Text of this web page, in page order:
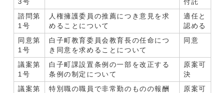
3号
付託
諮問第
1号
人権擁護委員の推薦につき意見を求
めることについて
適任と
認める
同意第
1号
白子町教育委員会教育長の任命につ
き同意を求めることについて
同意
議案第
1号
白子町課設置条例の一部を改正する
条例の制定について
原案可
決
議案第
特別職の職員で非常勤のものの報酬
原案可